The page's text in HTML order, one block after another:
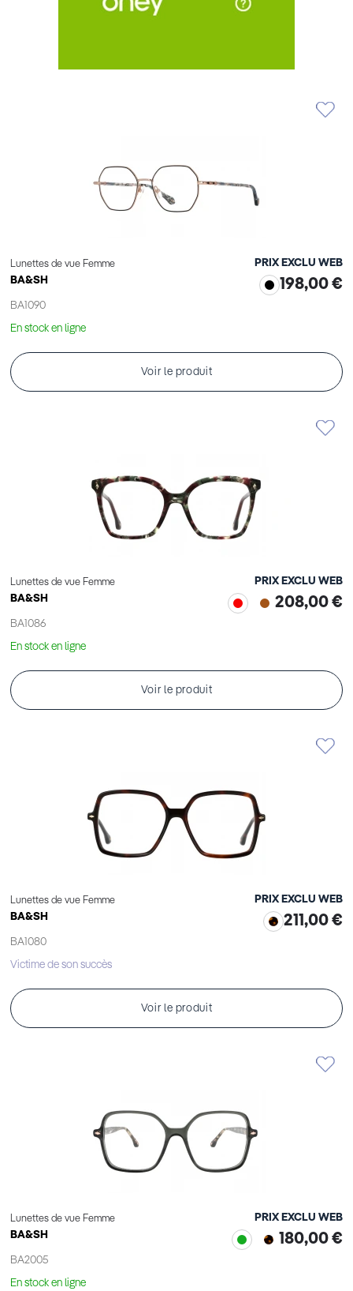
Lunettes de vue Femme
BA&SH
BA1090
PRIX EXCLU WEB
198,00 €
En stock en ligne
Voir le produit
Lunettes de vue Femme
BA&SH
BA1086
PRIX EXCLU WEB
208,00 €
En stock en ligne
Voir le produit
Lunettes de vue Femme
BA&SH
BA1080
PRIX EXCLU WEB
211,00 €
Victime de son succès
Voir le produit
Lunettes de vue Femme
BA&SH
BA2005
PRIX EXCLU WEB
180,00 €
En stock en ligne